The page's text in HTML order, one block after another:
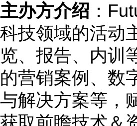
主办方介绍 ：
科技领域的活动
览、报告、内训
的营销案例、数
与解决方案等，